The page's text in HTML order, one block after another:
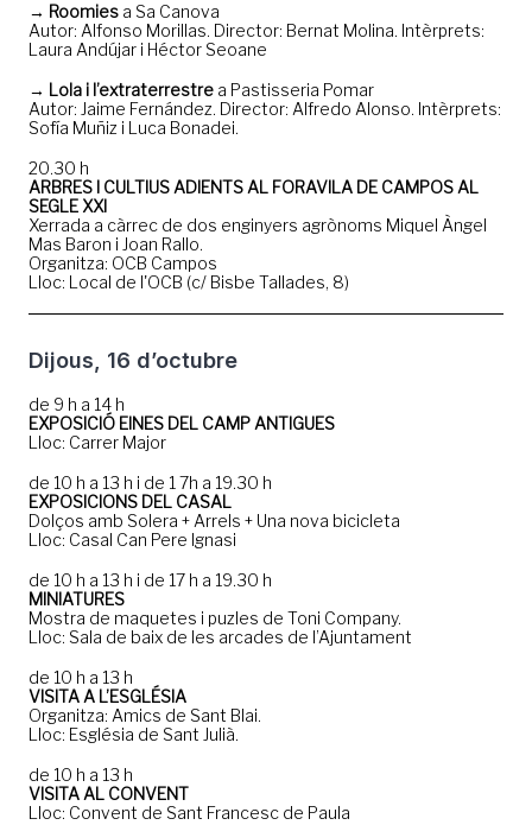
→ Roomies a Sa Canova
Autor: Alfonso Morillas. Director: Bernat Molina. Intèrprets:
Laura Andújar i Héctor Seoane
→ Lola i l’extraterrestre a Pastisseria Pomar
Autor: Jaime Fernández. Director: Alfredo Alonso. Intèrprets:
Sofía Muñiz i Luca Bonadei.
20.30 h
ARBRES I CULTIUS ADIENTS AL FORAVILA DE CAMPOS AL
SEGLE XXI
Xerrada a càrrec de dos enginyers agrònoms Miquel Àngel
Mas Baron i Joan Rallo.
Organitza: OCB Campos
Lloc: Local de l'OCB (c/ Bisbe Tallades, 8)
Dijous, 16 d’octubre
de 9 h a 14 h
EXPOSICIÓ EINES DEL CAMP ANTIGUES
Lloc: Carrer Major
de 10 h a 13 h i de 1 7h a 19.30 h
EXPOSICIONS DEL CASAL
Dolços amb Solera + Arrels + Una nova bicicleta
Lloc: Casal Can Pere Ignasi
de 10 h a 13 h i de 17 h a 19.30 h
MINIATURES
Mostra de maquetes i puzles de Toni Company.
Lloc: Sala de baix de les arcades de l’Ajuntament
de 10 h a 13 h
VISITA A L’ESGLÉSIA
Organitza: Amics de Sant Blai.
Lloc: Església de Sant Julià.
de 10 h a 13 h
VISITA AL CONVENT
Lloc: Convent de Sant Francesc de Paula